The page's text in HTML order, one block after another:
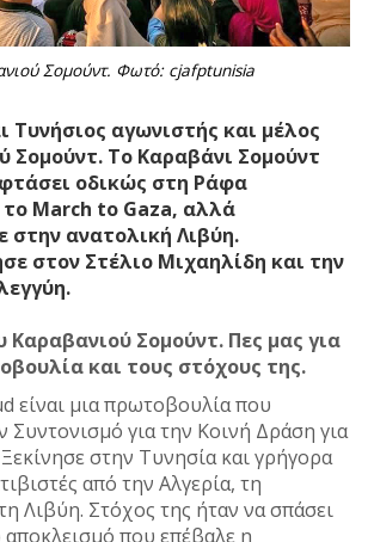
Σομούντ. Φωτό: cjafptunisia
Τυνήσιος αγωνιστής και μέλος
Σομούντ. To Kαραβάνι Σομούντ
οδικώς στη Ράφα
March to Gaza, αλλά
στην ανατολική Λιβύη.
στον Στέλιο Μιχαηλίδη και την
Καραβανιού Σομούντ. Πες μας για
και τους στόχους της.
είναι μια πρωτοβουλία που
Συντονισμό για την Κοινή Δράση για
στην Τυνησία και γρήγορα
από την Αλγερία, τη
Λιβύη. Στόχος της ήταν να σπάσει
που επέβαλε η